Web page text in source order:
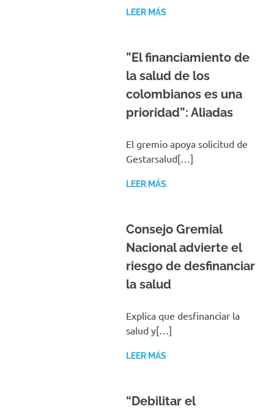
LEER MÁS
”El financiamiento de
la salud de los
colombianos es una
prioridad”: Aliadas
El gremio apoya solicitud de
Gestarsalud[…]
LEER MÁS
Consejo Gremial
Nacional advierte el
riesgo de desfinanciar
la salud
Explica que desfinanciar la
salud y[…]
LEER MÁS
“Debilitar el